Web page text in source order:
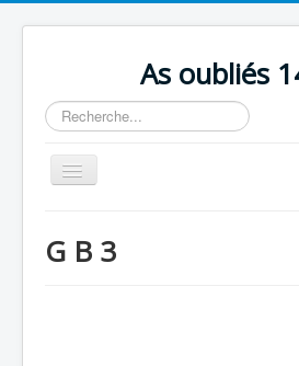
As oubliés
Rechercher
Basculer
la
Chronologie
G B 3